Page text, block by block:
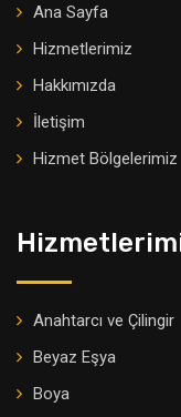
Ana Sayfa
Hizmetlerimiz
Hakkımızda
İletişim
Hizmet Bölgelerimiz
Anahtarcı ve Çilingir
Beyaz Eşya
Boya